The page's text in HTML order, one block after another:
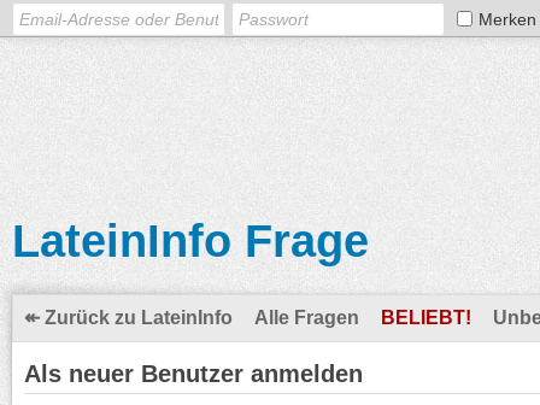
Merken
LateinInfo Frage
↞ Zurück zu LateinInfo Alle Fragen BELIEBT!
Als neuer Benutzer anmelden